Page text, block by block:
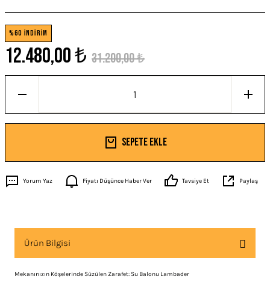
%60 İNDİRİM
12.480,00 ₺ 31.200,00 ₺
Sepete Ekle
Yorum Yaz Fiyatı Düşünce Haber Ver Tavsiye Et Paylaş
Ürün Bilgisi
Mekanınızın Köşelerinde Süzülen Zarafet: Su Balonu Lambader